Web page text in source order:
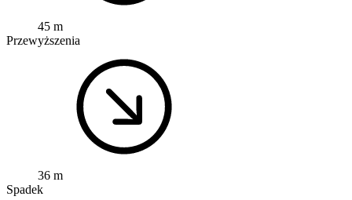
45 m
Przewyższenia
36 m
Spadek